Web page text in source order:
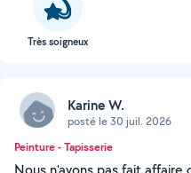
Très soigneux
Karine W.
posté le 30 juil. 2026
Peinture - Tapisserie